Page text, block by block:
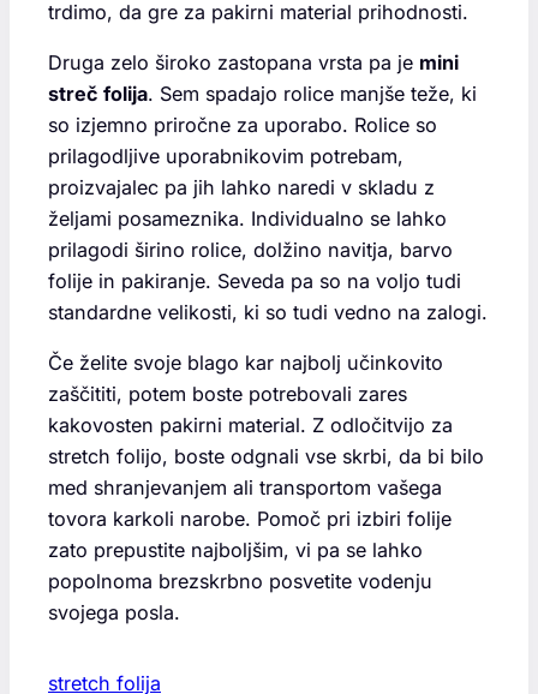
trdimo, da gre za pakirni material prihodnosti.
Druga zelo široko zastopana vrsta pa je mini
streč folija. Sem spadajo rolice manjše teže, ki
so izjemno priročne za uporabo. Rolice so
prilagodljive uporabnikovim potrebam,
proizvajalec pa jih lahko naredi v skladu z
željami posameznika. Individualno se lahko
prilagodi širino rolice, dolžino navitja, barvo
folije in pakiranje. Seveda pa so na voljo tudi
standardne velikosti, ki so tudi vedno na zalogi.
Če želite svoje blago kar najbolj učinkovito
zaščititi, potem boste potrebovali zares
kakovosten pakirni material. Z odločitvijo za
stretch folijo, boste odgnali vse skrbi, da bi bilo
med shranjevanjem ali transportom vašega
tovora karkoli narobe. Pomoč pri izbiri folije
zato prepustite najboljšim, vi pa se lahko
popolnoma brezskrbno posvetite vodenju
svojega posla.
stretch folija